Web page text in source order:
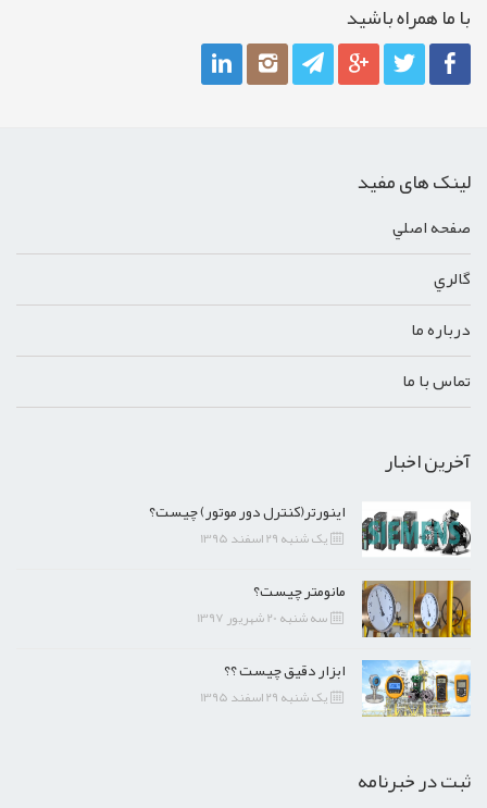
با ما همراه باشيد
لینک های مفید
صفحه اصلي
گالري
درباره ما
تماس با ما
آخرین اخبار
اینورتر(کنترل دور موتور) چیست؟
یک شنبه 29 اسفند 1395
مانومتر چیست؟
سه شنبه 20 شهریور 1397
ابزار دقیق چیست ؟؟
یک شنبه 29 اسفند 1395
ثبت در خبرنامه